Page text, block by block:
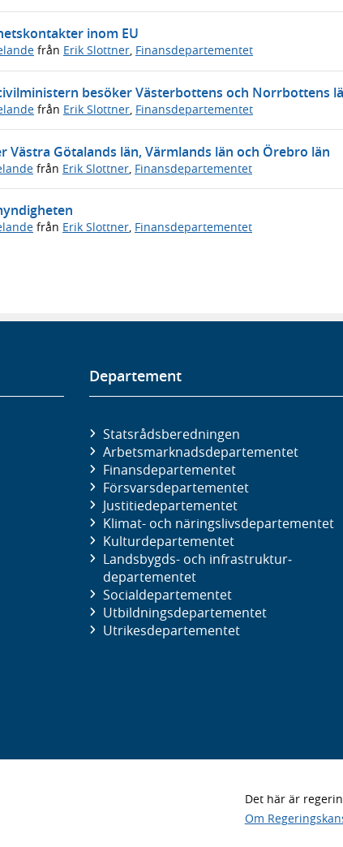
inom EU
från Erik Slottner, Finansdepartementet
besöker Västerbottens och Norrbottens
från Erik Slottner, Finansdepartementet
Västra Götalands län, Värmlands län och Örebro län
från Erik Slottner Finansdepartementet
från Erik Slottner, Finansdepartementet
Departement
Statsrådsberedningen
Arbetsmarknads­departementet
Finans­departementet
Försvars­departementet
Justitie­departementet
Klimat- och näringslivs­departementet
Kultur­departementet
Landsbygds- och infrastruktur­
departementet
Social­departementet
Utbildnings­departementet
Utrikes­departementet
Det här är
Om